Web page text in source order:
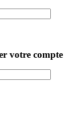
votre compte